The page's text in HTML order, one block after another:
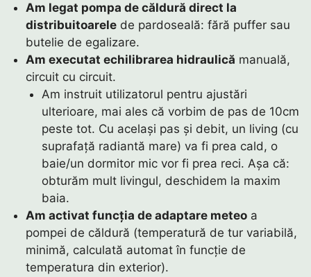
Am legat pompa de căldură direct la
distribuitoarele de pardoseală: fără puffer sau
butelie de egalizare.
Am executat echilibrarea hidraulică manuală,
circuit cu circuit.
Am instruit utilizatorul pentru ajustări
ulterioare, mai ales că vorbim de pas de 10cm
peste tot. Cu același pas și debit, un living (cu
suprafață radiantă mare) va fi prea cald, o
baie/un dormitor mic vor fi prea reci. Așa că:
obturăm mult livingul, deschidem la maxim
baia.
Am activat funcția de adaptare meteo a
pompei de căldură (temperatură de tur variabilă,
minimă, calculată automat în funcție de
temperatura din exterior).